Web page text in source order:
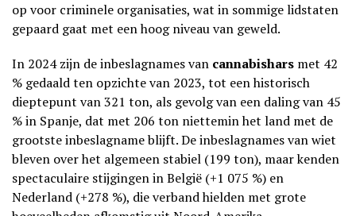
op voor criminele organisaties, wat in sommige lidstaten
gepaard gaat met een hoog niveau van geweld.
In 2024 zijn de inbeslagnames van cannabishars met 42
% gedaald ten opzichte van 2023, tot een historisch
dieptepunt van 321 ton, als gevolg van een daling van 45
% in Spanje, dat met 206 ton niettemin het land met de
grootste inbeslagname blijft. De inbeslagnames van wiet
bleven over het algemeen stabiel (199 ton), maar kenden
spectaculaire stijgingen in België (+1 075 %) en
Nederland (+278 %), die verband hielden met grote